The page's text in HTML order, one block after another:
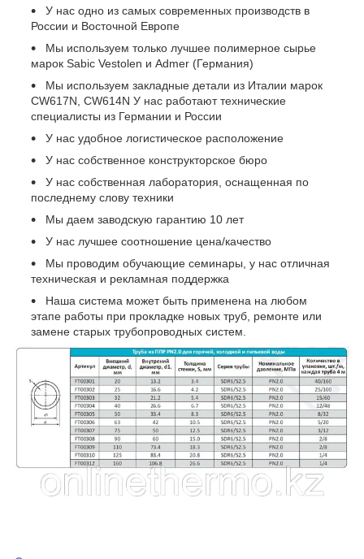
У нас одно из самых современных производств в
России и Восточной Европе
Мы используем только лучшее полимерное сырье
марок Sabic Vestolen и Admer (Германия)
Мы используем закладные детали из Италии марок
CW617N, CW614N У нас работают технические
специалисты из Германии и России
У нас удобное логистическое расположение
У нас собственное конструкторское бюро
У нас собственная лаборатория, оснащенная по
последнему слову техники
Мы даем заводскую гарантию 10 лет
У нас лучшее соотношение цена/качество
Мы проводим обучающие семинары, у нас отличная
техническая и рекламная поддержка
Наша система может быть применена на любом
этапе работы при прокладке новых труб, ремонте или
замене старых трубопроводных систем.